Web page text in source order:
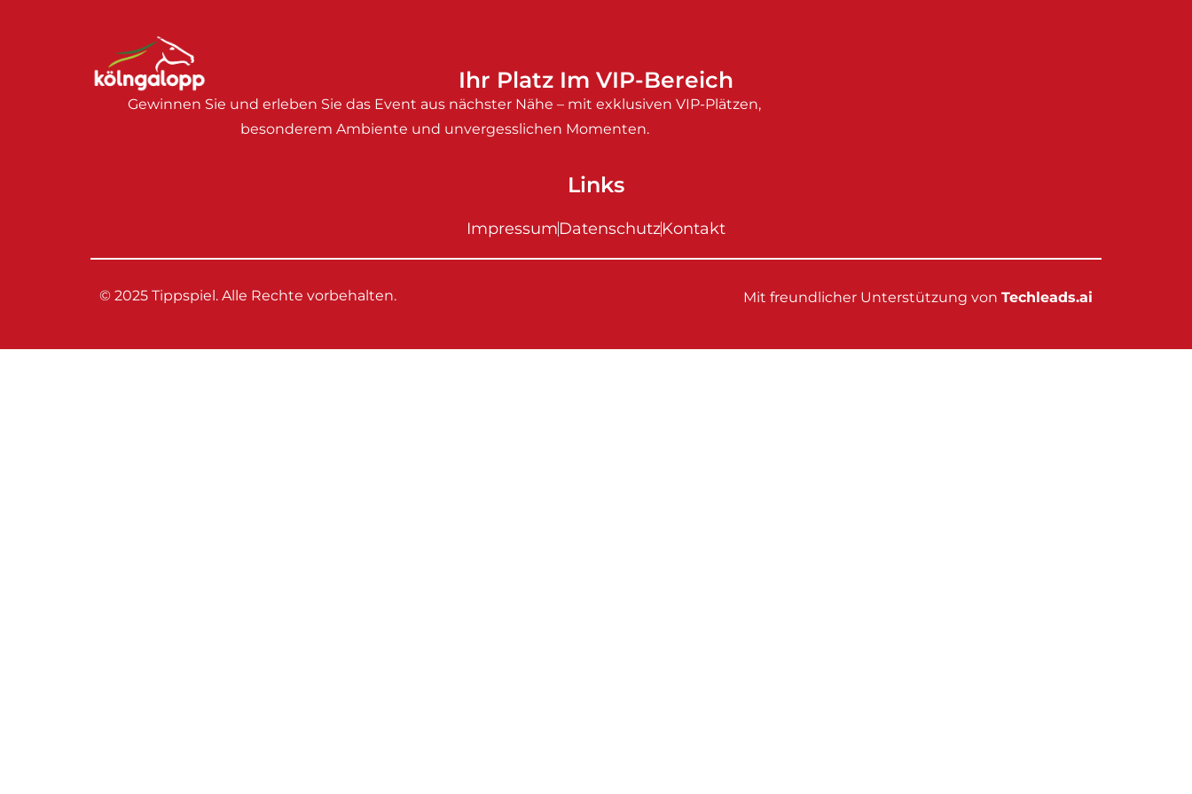
Ihr Platz Im VIP-Bereich
Gewinnen Sie und erleben Sie das Event aus nächster Nähe – mit exklusiven VIP-Plätzen,
besonderem Ambiente und unvergesslichen Momenten.
Links
ImpressumDatenschutzKontakt
© 2025 Tippspiel. Alle Rechte vorbehalten. Mit freundlicher Unterstützung von Techleads.ai